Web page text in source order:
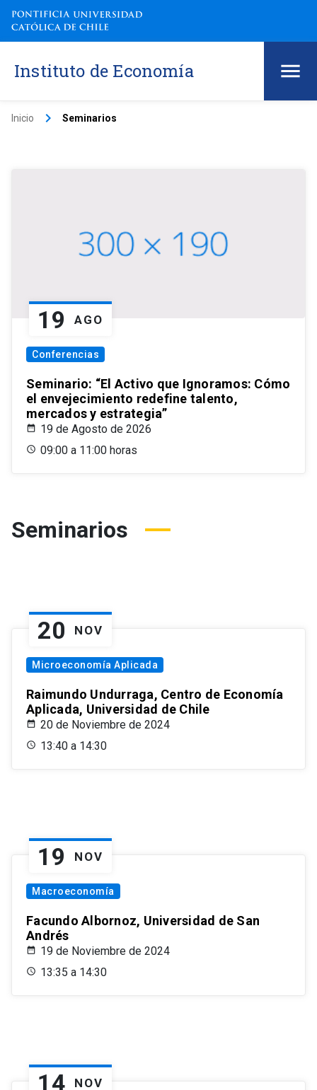
Instituto de Economía
Inicio keyboard_arrow_right Seminarios
19 AGO
Conferencias
Seminario: “El Activo que Ignoramos: Cómo
el envejecimiento redefine talento,
mercados y estrategia”
19 de Agosto de 2026
09:00 a 11:00 horas
Seminarios
20 NOV
Microeconomía Aplicada
Raimundo Undurraga, Centro de Economía
Aplicada, Universidad de Chile
20 de Noviembre de 2024
13:40 a 14:30
19 NOV
Macroeconomía
Facundo Albornoz, Universidad de San
Andrés
19 de Noviembre de 2024
13:35 a 14:30
14 NOV